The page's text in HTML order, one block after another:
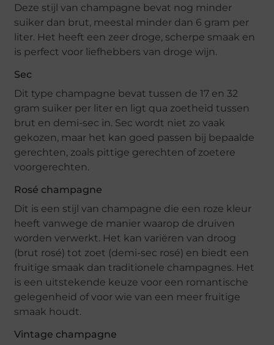
Deze stijl van champagne bevat nog minder
suiker dan brut, meestal minder dan 6 gram per
liter. Het heeft een zeer droge, scherpe smaak en
is perfect voor liefhebbers van droge wijn.
Sec
Dit type champagne bevat tussen de 17 en 32
gram suiker per liter en ligt qua zoetheid tussen
brut en demi-sec in. Sec wordt niet zo vaak
gekozen, maar het kan goed passen bij bepaalde
gerechten, zoals pittige gerechten of zoetere
voorgerechten.
Rosé champagne
Dit is een stijl van champagne die een roze kleur
heeft vanwege de manier waarop de druiven
worden verwerkt. Het kan variëren van droog
(brut rosé) tot zoet (demi-sec rosé) en biedt een
fruitige smaak dan traditionele champagnes. Het
is een uitstekende keuze voor een romantische
gelegenheid of voor wie van een meer fruitige
smaak houdt.
Vintage champagne